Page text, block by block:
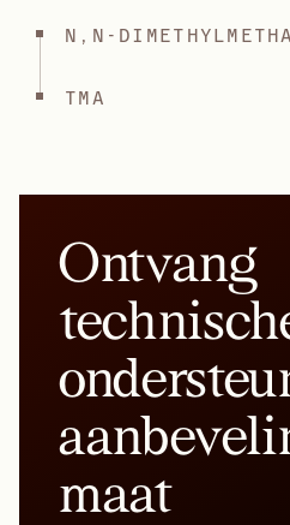
N,N-
TMA
Ontvang
maat